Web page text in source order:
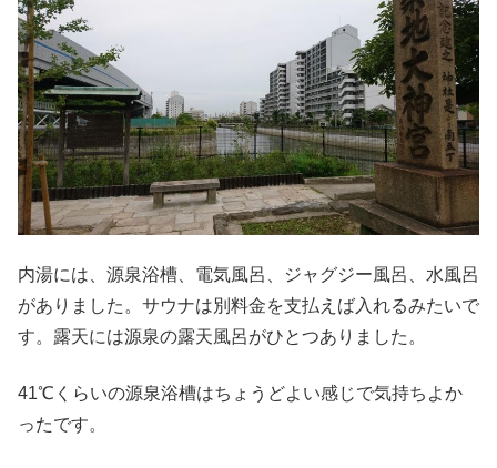
内湯には、源泉浴槽、電気風呂、ジャグジー風呂、水風呂
がありました。サウナは別料金を支払えば入れるみたいで
す。露天には源泉の露天風呂がひとつありました。
41℃くらいの源泉浴槽はちょうどよい感じで気持ちよか
ったです。